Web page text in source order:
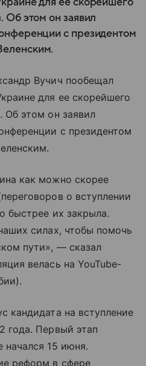
Об этом он заявил
с президентом
Вучич пообещал
для ее скорейшего
. Об этом он заявил
с президентом
как можно скорее
о вступлении
быстрее их закрыла.
силах, чтобы помочь
пути», — сказал
велась на YouTube-
кандидата на вступление
года. Первый этап
начался 15 июня.
реформ в сфере